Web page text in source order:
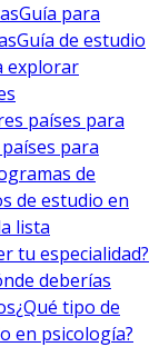
Guía para
Guía de estudio
explorar
países para
para
de
de estudio en
lista
tu especialidad?
deberías
¿Qué tipo de
en psicología?